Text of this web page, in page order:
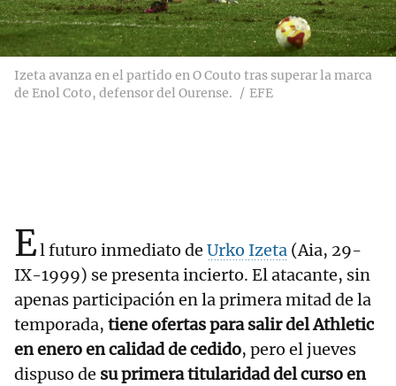
Izeta avanza en el partido en O Couto tras superar la marca
de Enol Coto, defensor del Ourense.
EFE
El futuro inmediato de Urko Izeta (Aia, 29-
IX-1999) se presenta incierto. El atacante, sin
apenas participación en la primera mitad de la
temporada, tiene ofertas para salir del Athletic
en enero en calidad de cedido, pero el jueves
dispuso de su primera titularidad del curso en